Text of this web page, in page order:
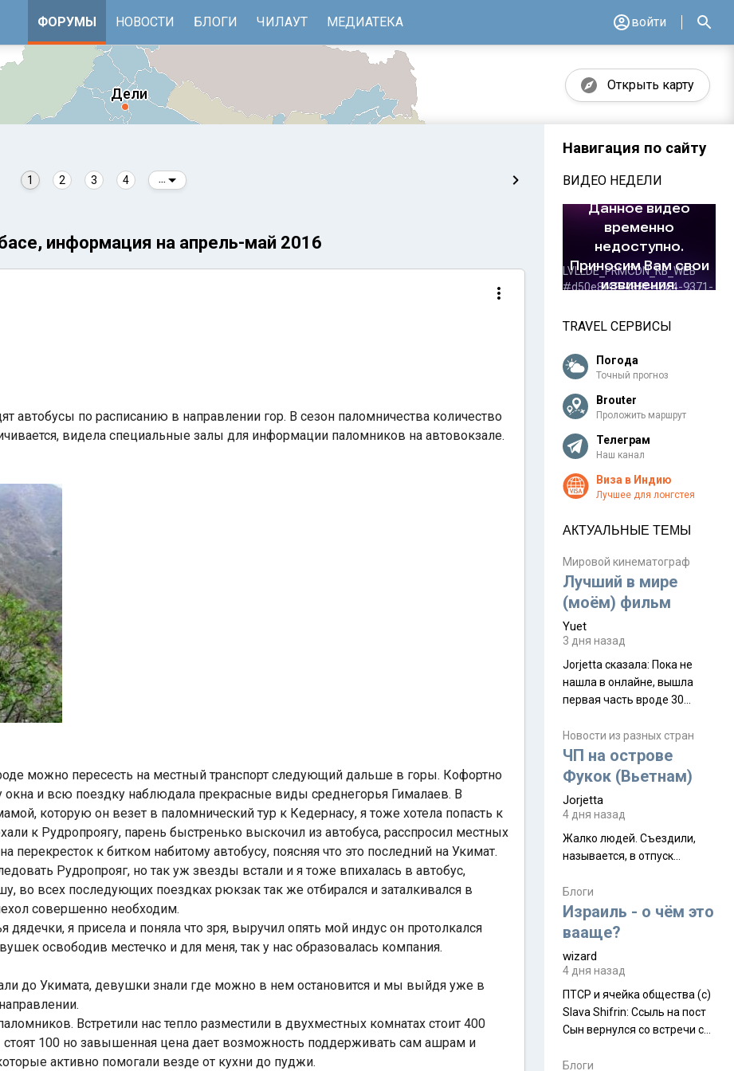
ФОРУМЫ НОВОСТИ БЛОГИ ЧИЛАУТ МЕДИАТЕКА войти
Открыть карту
1 2 3 4
информация на апрель-май 2016
автобусы по расписанию в направлении гор. В сезон паломничества количество
видела специальные залы для информации паломников на автовокзале.
можно пересесть на местный транспорт следующий дальше в горы. Кофортно
окна и всю поездку наблюдала прекрасные виды среднегорья Гималаев. В
которую он везет в паломнический тур к Кедернасу, я тоже хотела попасть к
к Рудропроягу, парень быстренько выскочил из автобуса, расспросил местных
к битком набитому автобусу, поясняя что это последний на Укимат.
Рудропрояг, но так уж звезды встали и я тоже впихалась в автобус,
во всех последующих поездках рюкзак так же отбирался и заталкивался в
совершенно необходим.
я присела и поняла что зря, выручил опять мой индус он протолкался
освободив местечко и для меня, так у нас образовалась компания.
до Укимата, девушки знали где можно в нем остановится и мы выйдя уже в
Встретили нас тепло разместили в двухместных комнатах стоит 400
100 но завышенная цена дает возможность поддерживать сам ашрам и
активно помогали везде от кухни до пуджи.
Навигация по сайту
ВИДЕО НЕДЕЛИ
TRAVEL СЕРВИСЫ
Погода
Точный прогноз
Brouter
Проложить маршрут
Телеграм
Наш канал
Виза в Индию
Лучшее для лонгстея
АКТУАЛЬНЫЕ ТЕМЫ
Мировой кинематограф
Лучший в мире
(моём) фильм
Yuet
3 дня назад
Jorjetta сказалa: Пока не
нашла в онлайне, вышла
первая часть вроде 30
Дивали 8 ноября.
Новости из разных стран
ЧП на острове
Фукок (Вьетнам)
Jorjetta
4 дня назад
Жалко людей. Съездили,
называется, в отпуск...
Блоги
Израиль - о чём это
вааще?
wizard
4 дня назад
ПТСР и ячейка общества (с)
Slava Shifrin: Ссыль на пост
Сын вернулся со встречи с
уже, как демобилизовались,
Блоги